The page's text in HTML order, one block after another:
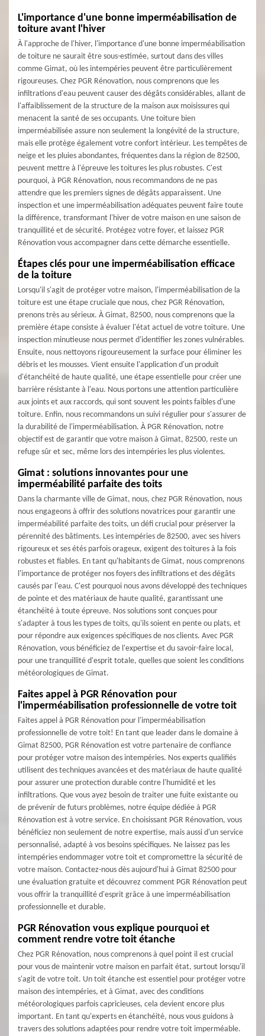
L'importance d'une bonne imperméabilisation de
toiture avant l'hiver
À l'approche de l'hiver, l'importance d'une bonne imperméabilisation
de toiture ne saurait être sous-estimée, surtout dans des villes
comme Gimat, où les intempéries peuvent être particulièrement
rigoureuses. Chez PGR Rénovation, nous comprenons que les
infiltrations d'eau peuvent causer des dégâts considérables, allant de
l'affaiblissement de la structure de la maison aux moisissures qui
menacent la santé de ses occupants. Une toiture bien
imperméabilisée assure non seulement la longévité de la structure,
mais elle protège également votre confort intérieur. Les tempêtes de
neige et les pluies abondantes, fréquentes dans la région de 82500,
peuvent mettre à l'épreuve les toitures les plus robustes. C'est
pourquoi, à PGR Rénovation, nous recommandons de ne pas
attendre que les premiers signes de dégâts apparaissent. Une
inspection et une imperméabilisation adéquates peuvent faire toute
la différence, transformant l'hiver de votre maison en une saison de
tranquillité et de sécurité. Protégez votre foyer, et laissez PGR
Rénovation vous accompagner dans cette démarche essentielle.
Étapes clés pour une imperméabilisation efficace
de la toiture
Lorsqu'il s'agit de protéger votre maison, l'imperméabilisation de la
toiture est une étape cruciale que nous, chez PGR Rénovation,
prenons très au sérieux. À Gimat, 82500, nous comprenons que la
première étape consiste à évaluer l'état actuel de votre toiture. Une
inspection minutieuse nous permet d'identifier les zones vulnérables.
Ensuite, nous nettoyons rigoureusement la surface pour éliminer les
débris et les mousses. Vient ensuite l'application d'un produit
d'étanchéité de haute qualité, une étape essentielle pour créer une
barrière résistante à l'eau. Nous portons une attention particulière
aux joints et aux raccords, qui sont souvent les points faibles d'une
toiture. Enfin, nous recommandons un suivi régulier pour s'assurer de
la durabilité de l'imperméabilisation. À PGR Rénovation, notre
objectif est de garantir que votre maison à Gimat, 82500, reste un
refuge sûr et sec, même lors des intempéries les plus violentes.
Gimat : solutions innovantes pour une
imperméabilité parfaite des toits
Dans la charmante ville de Gimat, nous, chez PGR Rénovation, nous
nous engageons à offrir des solutions novatrices pour garantir une
imperméabilité parfaite des toits, un défi crucial pour préserver la
pérennité des bâtiments. Les intempéries de 82500, avec ses hivers
rigoureux et ses étés parfois orageux, exigent des toitures à la fois
robustes et fiables. En tant qu'habitants de Gimat, nous comprenons
l'importance de protéger nos foyers des infiltrations et des dégâts
causés par l'eau. C'est pourquoi nous avons développé des techniques
de pointe et des matériaux de haute qualité, garantissant une
étanchéité à toute épreuve. Nos solutions sont conçues pour
s'adapter à tous les types de toits, qu'ils soient en pente ou plats, et
pour répondre aux exigences spécifiques de nos clients. Avec PGR
Rénovation, vous bénéficiez de l'expertise et du savoir-faire local,
pour une tranquillité d'esprit totale, quelles que soient les conditions
météorologiques de Gimat.
Faites appel à PGR Rénovation pour
l'imperméabilisation professionnelle de votre toit
Faites appel à PGR Rénovation pour l'imperméabilisation
professionnelle de votre toit! En tant que leader dans le domaine à
Gimat 82500, PGR Rénovation est votre partenaire de confiance
pour protéger votre maison des intempéries. Nos experts qualifiés
utilisent des techniques avancées et des matériaux de haute qualité
pour assurer une protection durable contre l'humidité et les
infiltrations. Que vous ayez besoin de traiter une fuite existante ou
de prévenir de futurs problèmes, notre équipe dédiée à PGR
Rénovation est à votre service. En choisissant PGR Rénovation, vous
bénéficiez non seulement de notre expertise, mais aussi d'un service
personnalisé, adapté à vos besoins spécifiques. Ne laissez pas les
intempéries endommager votre toit et compromettre la sécurité de
votre maison. Contactez-nous dès aujourd'hui à Gimat 82500 pour
une évaluation gratuite et découvrez comment PGR Rénovation peut
vous offrir la tranquillité d'esprit grâce à une imperméabilisation
professionnelle et durable.
PGR Rénovation vous explique pourquoi et
comment rendre votre toit étanche
Chez PGR Rénovation, nous comprenons à quel point il est crucial
pour vous de maintenir votre maison en parfait état, surtout lorsqu'il
s'agit de votre toit. Un toit étanche est essentiel pour protéger votre
maison des intempéries, et à Gimat, avec des conditions
météorologiques parfois capricieuses, cela devient encore plus
important. En tant qu'experts en étanchéité, nous vous guidons à
travers des solutions adaptées pour rendre votre toit imperméable.